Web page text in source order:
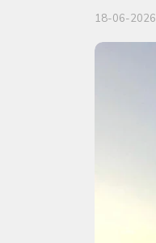
18-06-2026